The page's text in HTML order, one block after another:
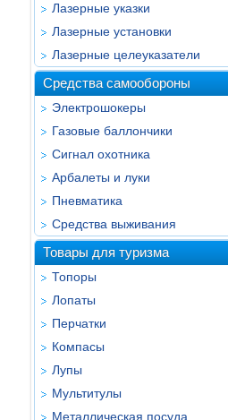
Лазерные указки
Лазерные установки
Лазерные целеуказатели
Средства самообороны
Электрошокеры
Газовые баллончики
Сигнал охотника
Арбалеты и луки
Пневматика
Средства выживания
Товары для туризма
Топоры
Лопаты
Перчатки
Компасы
Лупы
Мультитулы
Металлическая посуда